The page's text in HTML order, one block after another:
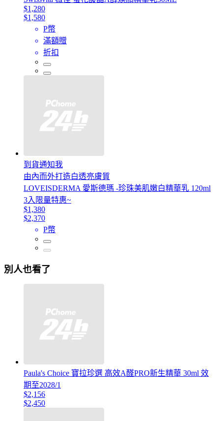
$1,280
$1,580
P幣
滿額贈
折扣
到貨通知我
由內而外打造白透亮膚質
LOVEISDERMA 愛斯德瑪 -珍珠美肌嫩白精華乳 120ml
3入限量特惠~
$1,380
$2,370
P幣
別人也看了
Paula's Choice 寶拉珍選 高效A醛PRO新生精華 30ml 效
期至2028/1
$2,156
$2,450